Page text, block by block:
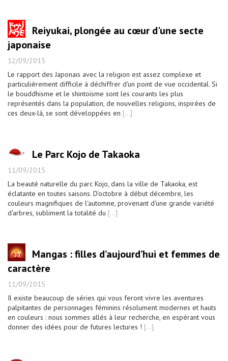
Reiyukai, plongée au cœur d'une secte
japonaise
12/09/2015
Le rapport des Japonais avec la religion est assez complexe et
particulièrement difficile à déchiffrer d'un point de vue occidental. Si
le bouddhisme et le shintoïsme sont les courants les plus
représentés dans la population, de nouvelles religions, inspirées de
ces deux-là, se sont développées en [...]
Le Parc Kojo de Takaoka
11/09/2015
La beauté naturelle du parc Kojo, dans la ville de Takaoka, est
éclatante en toutes saisons. D'octobre à début décembre, les
couleurs magnifiques de l'automne, provenant d'une grande variété
d'arbres, subliment la totalité du [...]
Mangas : filles d’aujourd’hui et femmes de
caractère
11/09/2015
Il existe beaucoup de séries qui vous feront vivre les aventures
palpitantes de personnages féminins résolument modernes et hauts
en couleurs : nous sommes allés à leur recherche, en espérant vous
donner des idées pour de futures lectures ! [...]